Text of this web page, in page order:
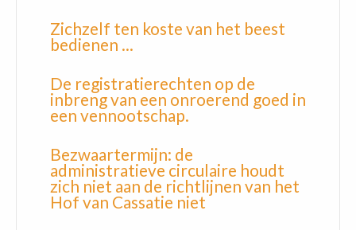
Zichzelf ten koste van het beest
bedienen ...
De registratierechten op de
inbreng van een onroerend goed in
een vennootschap.
Bezwaartermijn: de
administratieve circulaire houdt
zich niet aan de richtlijnen van het
Hof van Cassatie niet